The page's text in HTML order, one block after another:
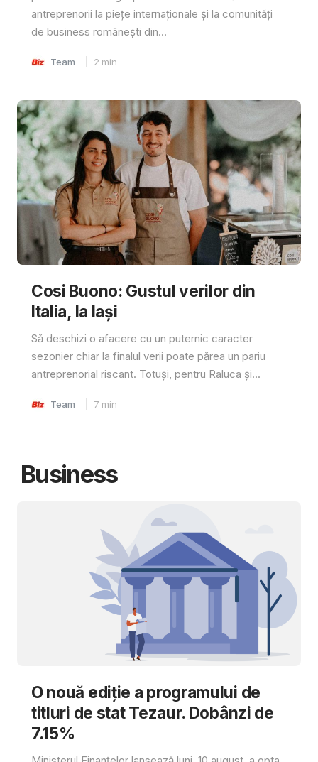
antreprenorii la piețe internaționale și la comunități
de business românești din...
Team 2 min
Cosi Buono: Gustul verilor din
Italia, la Iași
Să deschizi o afacere cu un puternic caracter
sezonier chiar la finalul verii poate părea un pariu
antreprenorial riscant. Totuși, pentru Raluca și...
Team 7 min
Business
O nouă ediție a programului de
titluri de stat Tezaur. Dobânzi de
7.15%